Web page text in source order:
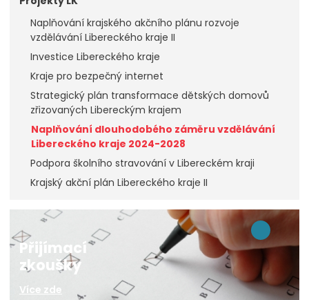
Naplňování krajského akčního plánu rozvoje
vzdělávání Libereckého kraje II
Investice Libereckého kraje
Kraje pro bezpečný internet
Strategický plán transformace dětských domovů
zřizovaných Libereckým krajem
Naplňování dlouhodobého záměru vzdělávání
Libereckého kraje 2024-2028
Podpora školního stravování v Libereckém kraji
Krajský akční plán Libereckého kraje II
Přijímací
zkoušky
Více zde